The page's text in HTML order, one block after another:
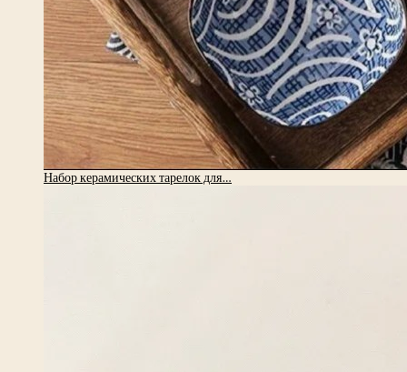
Набор керамических тарелок для…